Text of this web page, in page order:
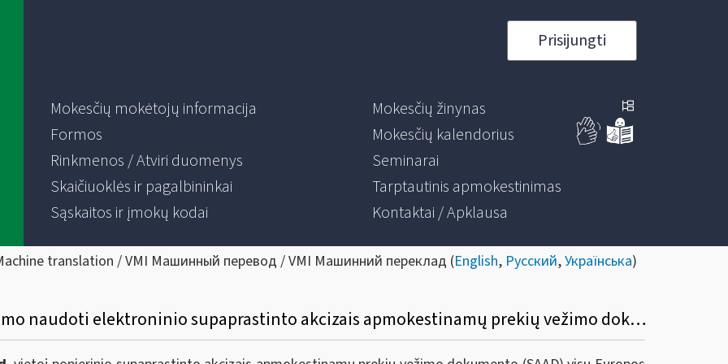
Prisijungti
Mokesčių mokėtojų informacija
Formos
Rinkmenos / Atviri duomenys
Skaičiuoklės ir pagalbininkai
Sąskaitos ir įmokų kodai
Mokesčių žinynas
Mokesčių kalendorius
Seminarai
Tarptautinis apmokestinimas
Kontaktai / Apklausa
translation / VMI Машинный перевод / VMI Машинний переклад (English, Русский,Українська)
Dėl nuo 2023 m. vasario 13 d. pradedamo naudoti elektroninio supaprastinto akcizais apmokestinamų prekių vežimo dokumento (e-SAD)